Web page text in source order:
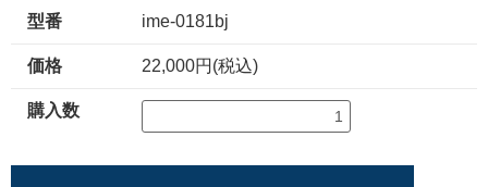
型番 ime-0181bj
価格 22,000円(税込)
購入数